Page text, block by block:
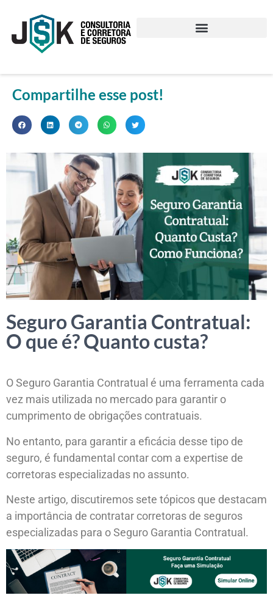
Compartilhe esse post!
Seguro Garantia Contratual:
O que é? Quanto custa?
O Seguro Garantia Contratual é uma ferramenta cada
vez mais utilizada no mercado para garantir o
cumprimento de obrigações contratuais.
No entanto, para garantir a eficácia desse tipo de
seguro, é fundamental contar com a expertise de
corretoras especializadas no assunto.
Neste artigo, discutiremos sete tópicos que destacam
a importância de contratar corretoras de seguros
especializadas para o Seguro Garantia Contratual.